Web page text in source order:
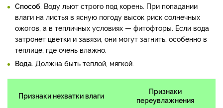
Способ . Воду льют строго под корень. При попадании
влаги на листья в ясную погоду высок риск солнечных
ожогов, а в тепличных условиях — фитофторы. Если вода
затронет цветки и завязи, они могут загнить, особенно в
теплице, где очень влажно.
Вода . Должна быть теплой, мягкой.
Признаки нехватки влаги
Признаки
переувлажнения